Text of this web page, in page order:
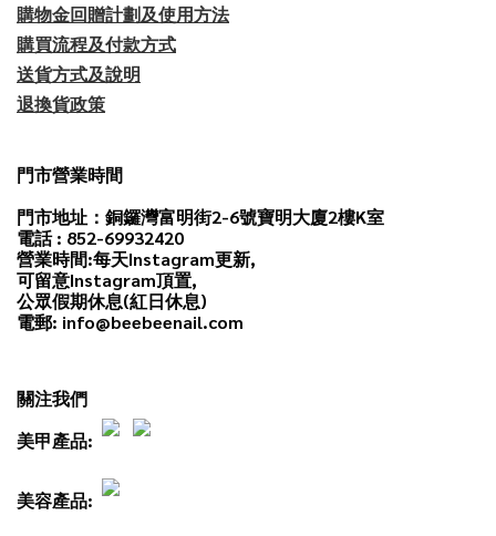
購物金回贈計劃及使用方法
購買流程及付款方式
送貨方式及說明
退換貨政策
門市營業時間
門市地址：銅鑼灣富明街2-6號寶明大廈2樓K室
電話 : 852-69932420
營業時間:每天Instagram更新,
可留意Instagram頂置,
公眾假期休息(紅日休息)
電郵: info@beebeenail.com
關注我們
美甲產品:
美容產品: